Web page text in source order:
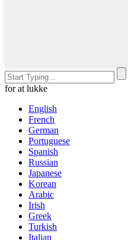
for at lukke
English
French
German
Portuguese
Spanish
Russian
Japanese
Korean
Arabic
Irish
Greek
Turkish
Italian